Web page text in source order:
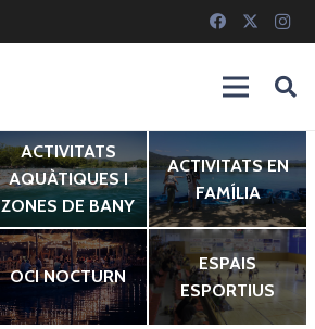
ACTIVITATS
AQUÀTIQUES I
ZONES DE BANY
ACTIVITATS EN
FAMÍLIA
OCI NOCTURN
ESPAIS
ESPORTIUS